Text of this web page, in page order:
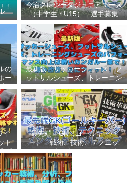
今治クレシータジュニアユース
（中学生・U15） 選手募集
の
ー
基
年
最新版 サッカーシューズ、フ
ットサルシューズ、トレーニン
グシューズのパフォーマンス向
上は軽いカンガルー革で！痛み
改善、足にフィット！
イ
ト
ず
革
最先端 GK（ゴールキーパ
ー） 戦術、技術、テクニッ
ク、メンタルをレベルアップし
世界基準へ 練習メニューなど
選手、指導者おすすめ本 11
選